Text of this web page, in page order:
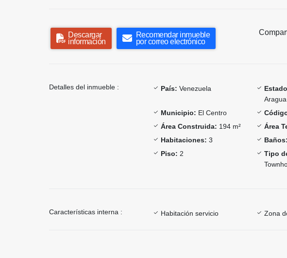
Descargar
información
Recomendar inmueble
por correo electrónico
Detalles del inmueble : País: Venezuela
Aragua
Municipio: El Centro
Área Construida: 194 m² Área
Habitaciones: 3 Baños:
Piso: 2
Tipo
Características interna : Habitación servicio Zona